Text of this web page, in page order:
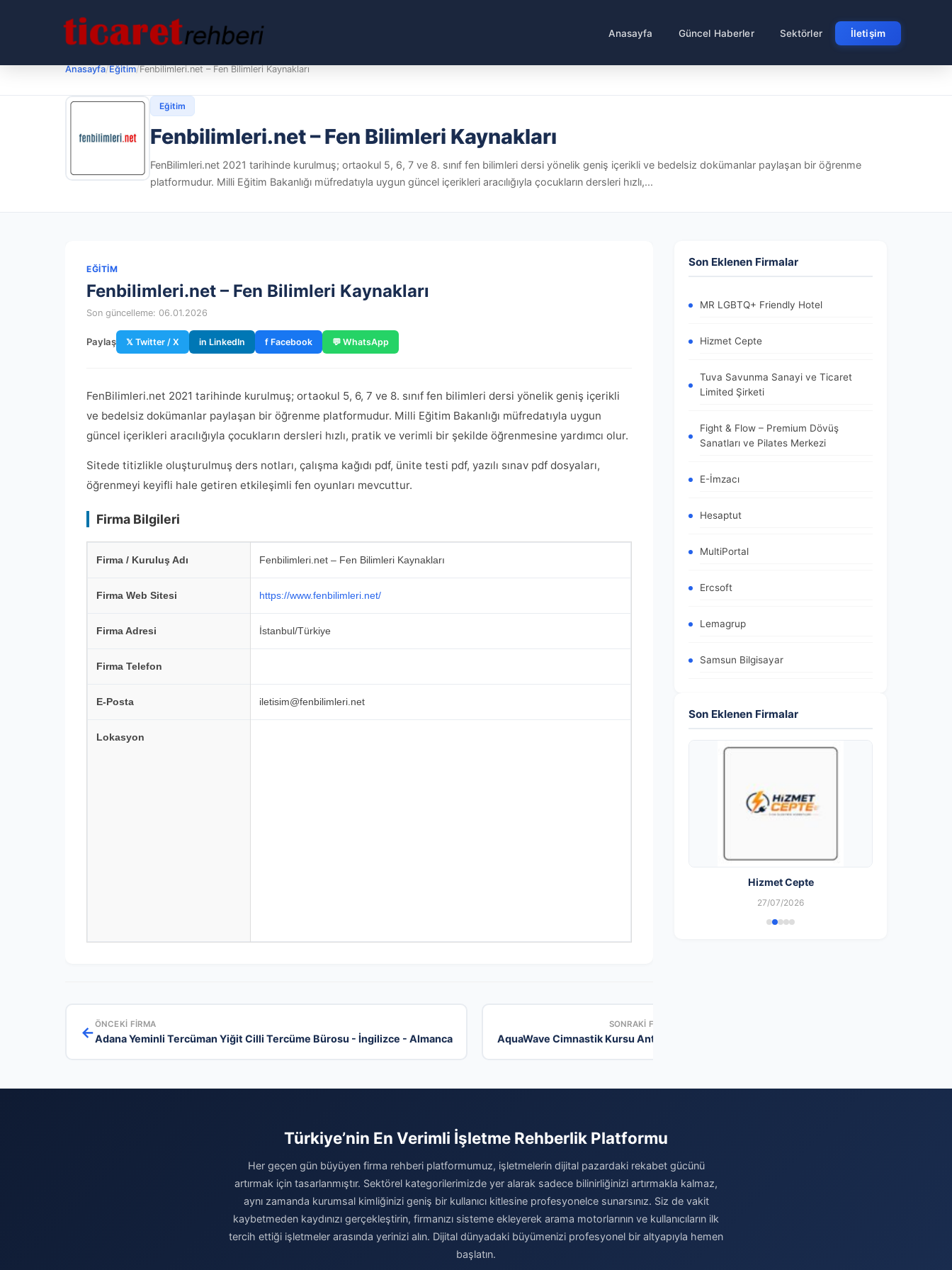
Anasayfa Güncel Haberler Sektörler İletişim
Anasayfa/Eğitim/Fenbilimleri.net – Fen Bilimleri Kaynakları
Eğitim
Fenbilimleri.net – Fen Bilimleri Kaynakları
FenBilimleri.net 2021 tarihinde kurulmuş; ortaokul 5, 6, 7 ve 8. sınıf fen bilimleri dersi yönelik geniş içerikli ve bedelsiz dokümanlar paylaşan bir öğrenme
platformudur. Milli Eğitim Bakanlığı müfredatıyla uygun güncel içerikleri aracılığıyla çocukların dersleri hızlı,...
EĞITIM
Fenbilimleri.net – Fen Bilimleri Kaynakları
Son güncelleme: 06.01.2026
Paylaş 𝕏 Twitter / X in LinkedIn f Facebook 💬 WhatsApp
FenBilimleri.net 2021 tarihinde kurulmuş; ortaokul 5, 6, 7 ve 8. sınıf fen bilimleri dersi yönelik geniş içerikli
ve bedelsiz dokümanlar paylaşan bir öğrenme platformudur. Milli Eğitim Bakanlığı müfredatıyla uygun
güncel içerikleri aracılığıyla çocukların dersleri hızlı, pratik ve verimli bir şekilde öğrenmesine yardımcı olur.
Sitede titizlikle oluşturulmuş ders notları, çalışma kağıdı pdf, ünite testi pdf, yazılı sınav pdf dosyaları,
öğrenmeyi keyifli hale getiren etkileşimli fen oyunları mevcuttur.
Firma Bilgileri
Firma / Kuruluş Adı Fenbilimleri.net – Fen Bilimleri Kaynakları
Firma Web Sitesi https://www.fenbilimleri.net/
Firma Adresi İstanbul/Türkiye
Firma Telefon
E-Posta iletisim@fenbilimleri.net
Lokasyon
←ÖNCEKI FIRMA
Adana Yeminli Tercüman Yiğit Cilli Tercüme Bürosu - İngilizce - Almanca
SONRAKI FIRMA
AquaWave Cimnastik Kursu Antalya
Son Eklenen Firmalar
MR LGBTQ+ Friendly Hotel
Hizmet Cepte
Tuva Savunma Sanayi ve Ticaret
Limited Şirketi
Fight & Flow – Premium Dövüş
Sanatları ve Pilates Merkezi
E-İmzacı
Hesaptut
MultiPortal
Ercsoft
Lemagrup
Samsun Bilgisayar
Son Eklenen Firmalar
Hizmet Cepte
27/07/2026
Türkiye’nin En Verimli İşletme Rehberlik Platformu
Her geçen gün büyüyen firma rehberi platformumuz, işletmelerin dijital pazardaki rekabet gücünü
artırmak için tasarlanmıştır. Sektörel kategorilerimizde yer alarak sadece bilinirliğinizi artırmakla kalmaz,
aynı zamanda kurumsal kimliğinizi geniş bir kullanıcı kitlesine profesyonelce sunarsınız. Siz de vakit
kaybetmeden kaydınızı gerçekleştirin, firmanızı sisteme ekleyerek arama motorlarının ve kullanıcıların ilk
tercih ettiği işletmeler arasında yerinizi alın. Dijital dünyadaki büyümenizi profesyonel bir altyapıyla hemen
başlatın.